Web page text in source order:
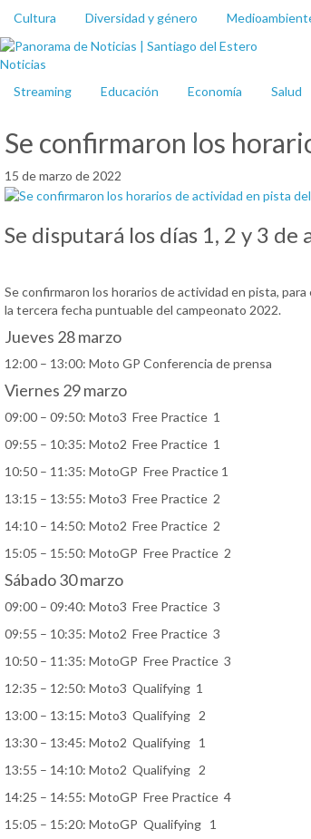
Cultura Diversidad y género
Noticias
Streaming
Educación Economía Salud
Se confirmaron los
15 de marzo de 2022
Se disputará los días 1, 2 y 3
Se confirmaron los horarios de actividad en pista,
la tercera fecha puntuable del campeonato 2022.
Jueves 28 marzo
12:00 – 13:00: Moto GP Conferencia de prensa
Viernes 29 marzo
09:00 – 09:50: Moto3 Free Practice 1
09:55 – 10:35: Moto2 Free Practice 1
10:50 – 11:35: MotoGP Free Practice 1
13:15 – 13:55: Moto3 Free Practice 2
14:10 – 14:50: Moto2 Free Practice 2
15:05 – 15:50: MotoGP Free Practice 2
Sábado 30 marzo
09:00 – 09:40: Moto3 Free Practice 3
09:55 – 10:35: Moto2 Free Practice 3
10:50 – 11:35: MotoGP Free Practice 3
12:35 – 12:50: Moto3 Qualifying 1
13:00 – 13:15: Moto3 Qualifying 2
13:30 – 13:45: Moto2 Qualifying 1
13:55 – 14:10: Moto2 Qualifying 2
14:25 – 14:55: MotoGP Free Practice 4
15:05 – 15:20: MotoGP Qualifying 1